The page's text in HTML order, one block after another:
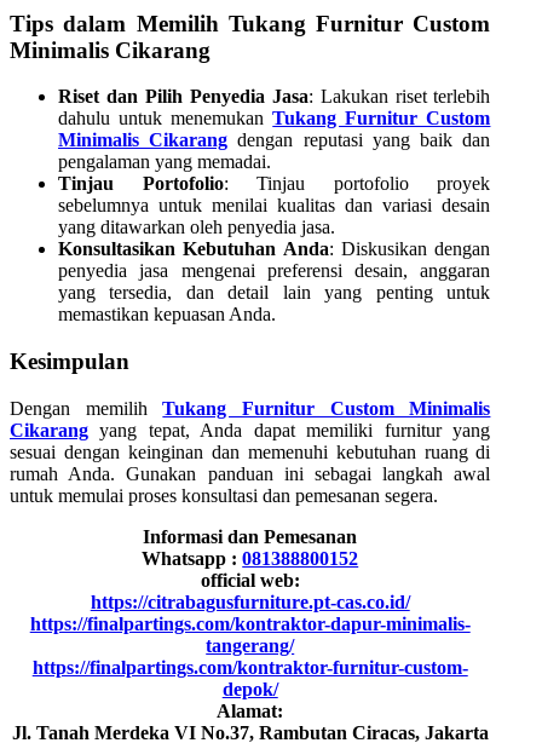
Tips dalam Memilih Tukang Furnitur Custom
Minimalis Cikarang
Riset dan Pilih Penyedia Jasa: Lakukan riset terlebih
dahulu untuk menemukanTukang Furnitur Custom
Minimalis Cikarang dengan reputasi yang baik dan
pengalaman yang memadai.
Tinjau Portofolio: Tinjau portofolio proyek
sebelumnya untuk menilai kualitas dan variasi desain
yang ditawarkan oleh penyedia jasa.
Konsultasikan Kebutuhan Anda: Diskusikan dengan
penyedia jasa mengenai preferensi desain, anggaran
yang tersedia, dan detail lain yang penting untuk
memastikan kepuasan Anda.
Kesimpulan
Dengan memilihTukang Furnitur Custom Minimalis
Cikarang yang tepat, Anda dapat memiliki furnitur yang
sesuai dengan keinginan dan memenuhi kebutuhan ruang di
rumah Anda. Gunakan panduan ini sebagai langkah awal
untuk memulai proses konsultasi dan pemesanan segera.
Informasi dan Pemesanan
Whatsapp :081388800152
official web:
https://citrabagusfurniture.pt-cas.co.id/
https://finalpartings.com/kontraktor-dapur-minimalis-
tangerang/
https://finalpartings.com/kontraktor-furnitur-custom-
depok/
Alamat:
Jl. Tanah Merdeka VI No.37, Rambutan Ciracas, Jakarta